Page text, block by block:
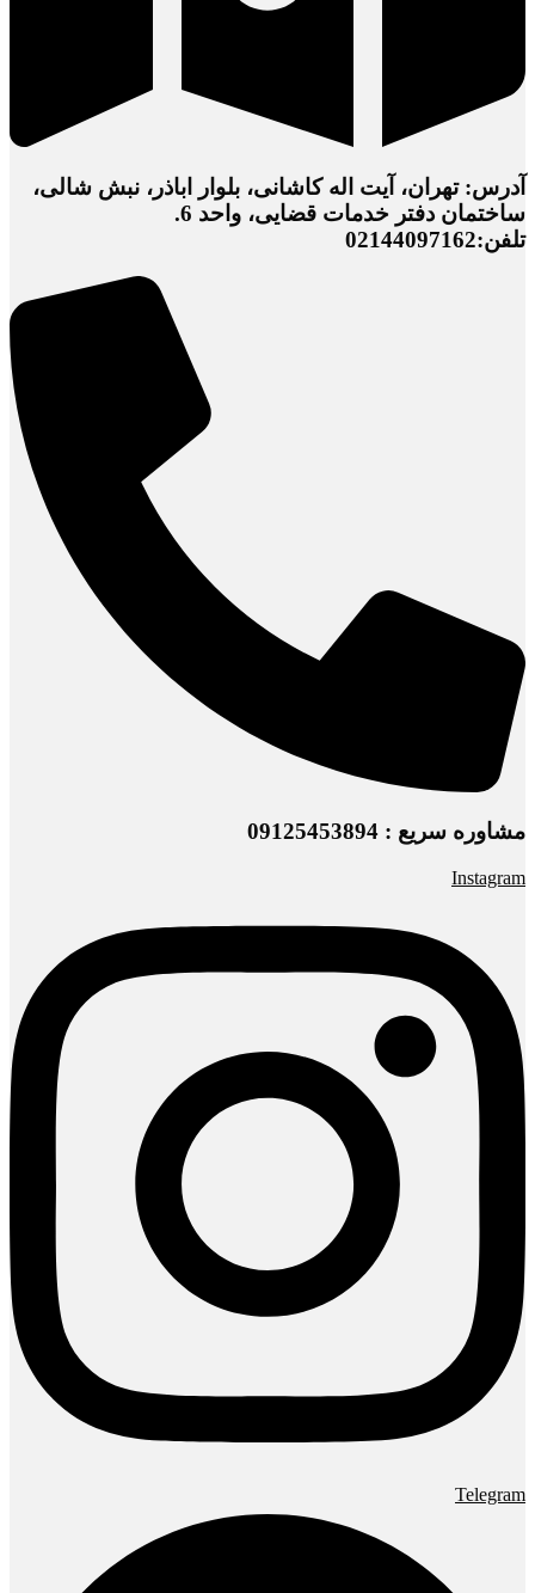
آدرس: تهران، آیت اله کاشانی، بلوار اباذر، نبش شالی،
ساختمان دفتر خدمات قضایی، واحد 6.
تلفن:02144097162
مشاوره سریع : 09125453894
Instagram
Telegram